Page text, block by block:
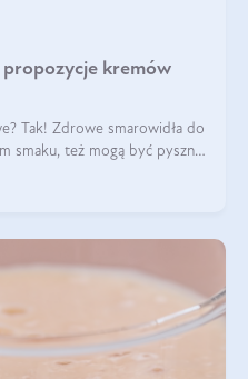
kremów
Tak! Zdrowe smarowidła do
smaku, też mogą być pyszne.